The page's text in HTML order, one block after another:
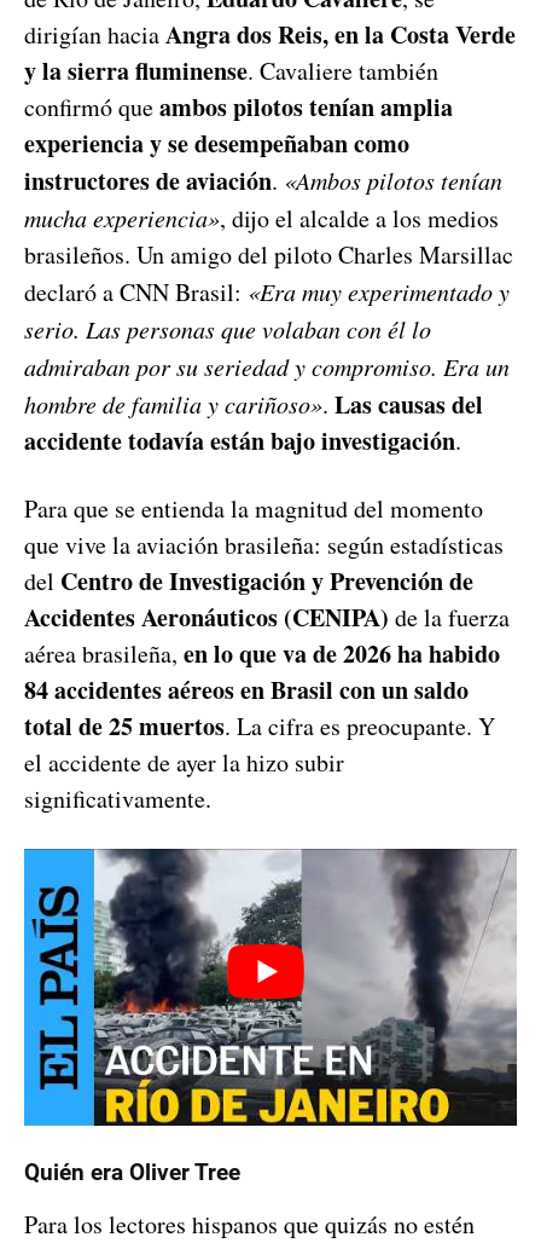
dirigían haciaAngra dos Reis, en la Costa Verde
y la sierra fluminense. Cavaliere también
confirmó queambos pilotos tenían amplia
experiencia y se desempeñaban como
instructores de aviación. «Ambos pilotos tenían
mucha experiencia», dijo el alcalde a los medios
brasileños. Un amigo del piloto Charles Marsillac
declaró a CNN Brasil: «Era muy experimentado y
serio. Las personas que volaban con él lo
admiraban por su seriedad y compromiso. Era un
hombre de familia y cariñoso». Las causas del
accidente todavía están bajo investigación.
Para que se entienda la magnitud del momento
que vive la aviación brasileña: según estadísticas
del Centro de Investigación y Prevención de
Accidentes Aeronáuticos (CENIPA) de la fuerza
aérea brasileña, en lo que va de 2026 ha habido
84 accidentes aéreos en Brasil con un saldo
total de 25 muertos. La cifra es preocupante. Y
el accidente de ayer la hizo subir
significativamente.
Quién era Oliver Tree
Para los lectores hispanos que quizás no estén